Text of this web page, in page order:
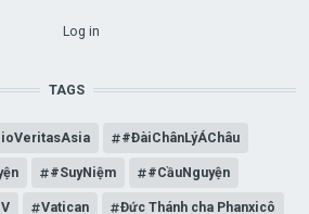
Log in
TAGS
#ĐàiChânLýÁChâu
#SuyNiệm #CầuNguyện
Vatican Đức Thánh cha Phanxicô